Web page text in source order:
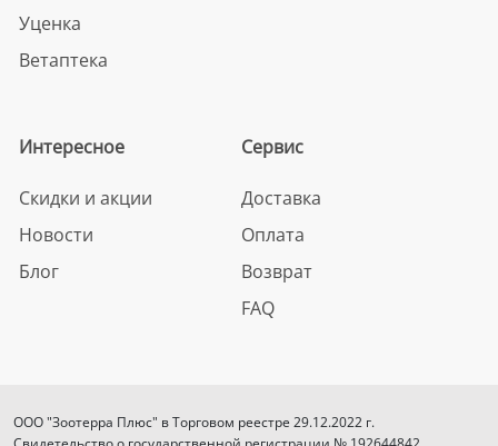
Уценка
Ветаптека
Интересное
Скидки и акции
Новости
Блог
Сервис
Доставка
Оплата
Возврат
FAQ
ООО "Зоотерра Плюс" в Торговом реестре 29.12.2022 г.